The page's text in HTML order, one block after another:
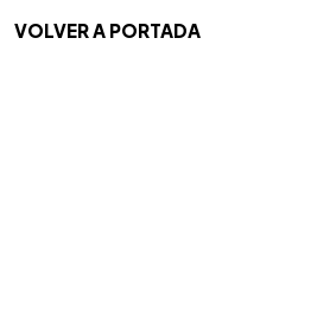
VOLVER A PORTADA